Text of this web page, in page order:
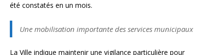
été constatés en un mois.
Une mobilisation importante des services municipaux
La Ville indique maintenir une vigilance particulière pour